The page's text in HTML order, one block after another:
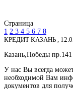
Страница
1 2 3 4 5 6 7 8
КРЕДИТ КАЗАНЬ ,
Казань,Победы
У нас Вы всегда
необходимой Вам
документов для